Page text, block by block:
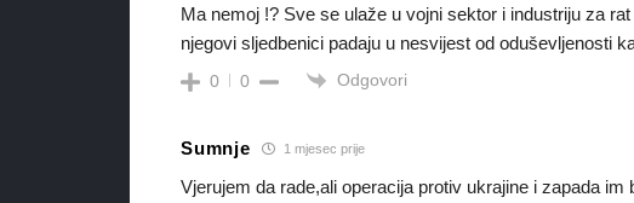
Ma nemoj !? Sve se ulaže u vojni sektor i industriju za
njegovi sljedbenici padaju u nesvijest od oduševljenosti
0 0 Odgovori
Sumnje 1 mjesec prije
Vjerujem da rade,ali operacija protiv ukrajine i zapada